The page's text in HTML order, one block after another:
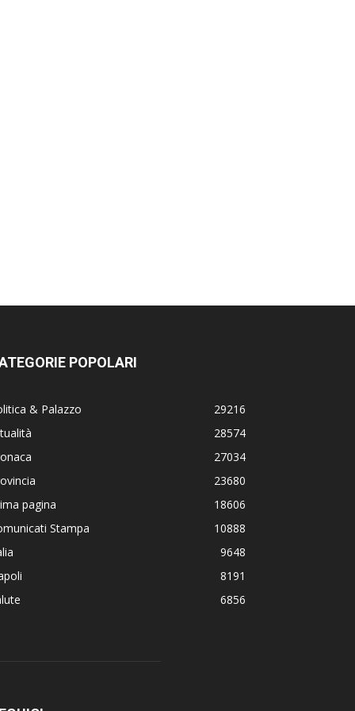
POPOLARI
& Palazzo
29216
28574
27034
23680
pagina
18606
Stampa
10888
9648
8191
6856